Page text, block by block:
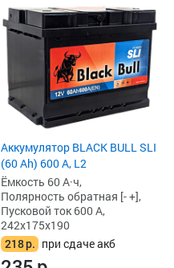
Аккумулятор BLACK BULL SLI
(60 Ah) 600 А, L2
Ёмкость 60 А·ч,
Полярность обратная [- +],
Пусковой ток 600 А,
242x175x190
218р. при сдаче акб